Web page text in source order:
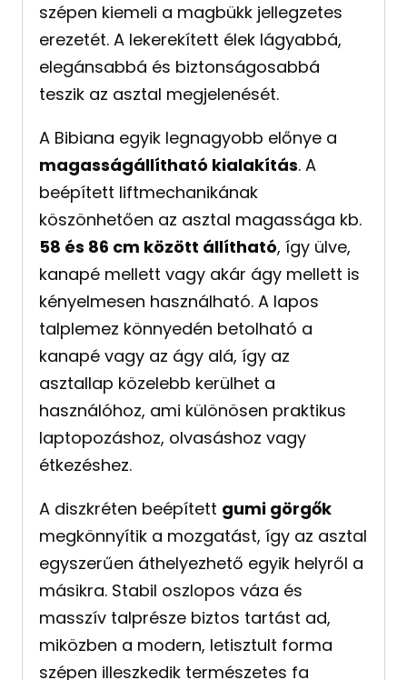
szépen kiemeli a magbükk jellegzetes
erezetét. A lekerekített élek lágyabbá,
elegánsabbá és biztonságosabbá
teszik az asztal megjelenését.
A Bibiana egyik legnagyobb előnye a
magasságállítható kialakítás. A
beépített liftmechanikának
köszönhetően az asztal magassága kb.
58 és 86 cm között állítható, így ülve,
kanapé mellett vagy akár ágy mellett is
kényelmesen használható. A lapos
talplemez könnyedén betolható a
kanapé vagy az ágy alá, így az
asztallap közelebb kerülhet a
használóhoz, ami különösen praktikus
laptopozáshoz, olvasáshoz vagy
étkezéshez.
A diszkréten beépített gumi görgők
megkönnyítik a mozgatást, így az asztal
egyszerűen áthelyezhető egyik helyről a
másikra. Stabil oszlopos váza és
masszív talprésze biztos tartást ad,
miközben a modern, letisztult forma
szépen illeszkedik természetes fa